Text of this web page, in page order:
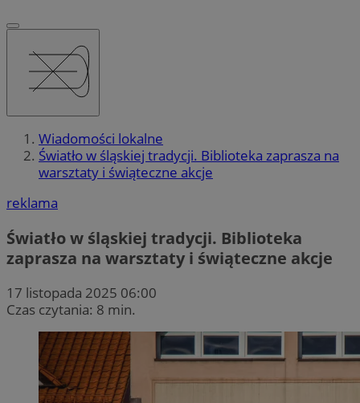
Wiadomości lokalne
Światło w śląskiej tradycji. Biblioteka zaprasza na
warsztaty i świąteczne akcje
reklama
Światło w śląskiej tradycji. Biblioteka
zaprasza na warsztaty i świąteczne akcje
17 listopada 2025 06:00
Czas czytania: 8 min.